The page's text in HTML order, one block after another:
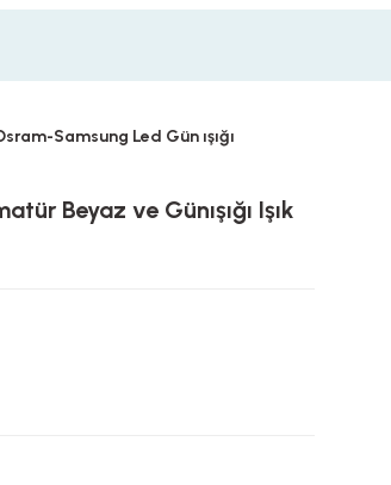
Samsung Led Gün ışığı
Beyaz ve Günışığı Işık